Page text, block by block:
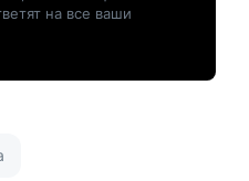
на все ваши